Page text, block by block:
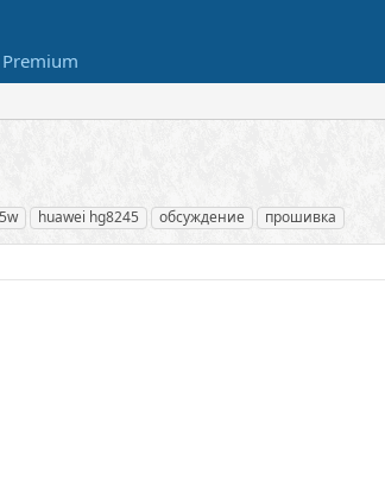
Premium
huawei hg8245 обсуждение прошивка